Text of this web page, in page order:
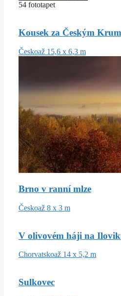
54 fototapet
Kousek za Českým
Českoaž 15,6 x 6,3 m
Brno v ranní mlze
Českoaž 8 x 3 m
V olivovém háji na
Chorvatskoaž 14 x 5,2 m
Sulkovec